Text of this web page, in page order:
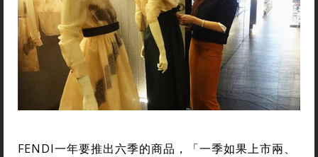
FENDI一年要推出六季的商品，「一季如果上市兩、